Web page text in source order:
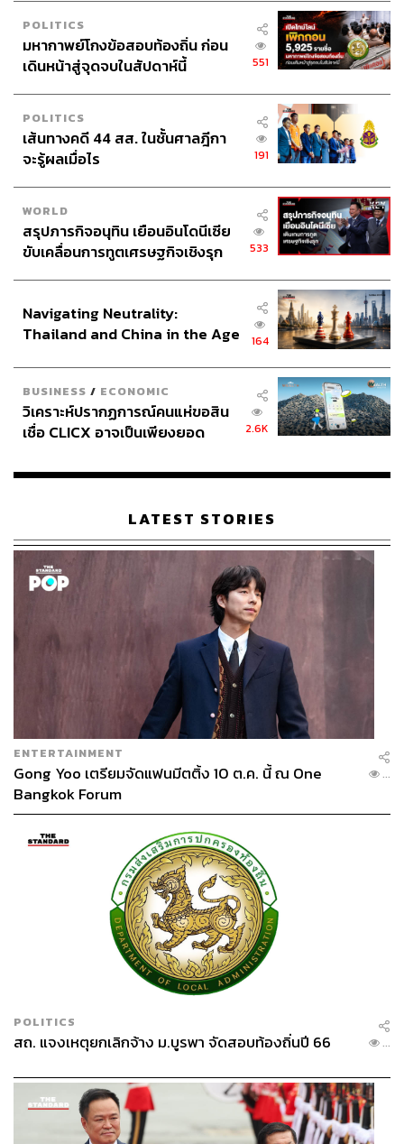
POLITICS
มหากาพย์โกงข้อสอบท้องถิ่น ก่อน
เดินหน้าสู่จุดจบในสัปดาห์นี้
551
POLITICS
เส้นทางคดี 44 สส. ในชั้นศาลฎีกา
จะรู้ผลเมื่อไร
191
WORLD
สรุปภารกิจอนุทิน เยือนอินโดนีเซีย
ขับเคลื่อนการทูตเศรษฐกิจเชิงรุก
533
Navigating Neutrality:
Thailand and China in the Age
164
BUSINESS / ECONOMIC
วิเคราะห์ปรากฏการณ์คนแห่ขอสิน
เชื่อ CLICX อาจเป็นเพียงยอด
เรือนไทยที่ถูกซุกไว้
2.6K
LATEST STORIES
ENTERTAINMENT
Gong Yoo เตรียมจัดแฟนมีตติ้ง 10 ต.ค. นี้ ณ One
Bangkok Forum
...
POLITICS
สถ. แจงเหตุยกเลิกจ้าง ม.บูรพา จัดสอบท้องถิ่นปี 66 ...